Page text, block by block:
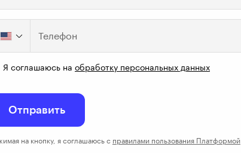
фазы") решений, выбрасывающих игрока из
Кстати, у вас нет такого курса? По
Телефон
Я соглашаюсь на обработку персональных данных
Отправить
на кнопку, я соглашаюсь с правилами пользования Платформой